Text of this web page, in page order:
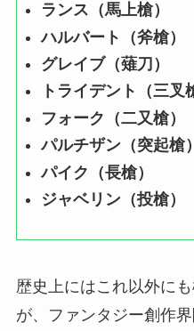
ランス（馬上槍）
ハルバート（斧槍）
グレイブ（薙刀）
トライデント（三叉
フォーク（二又槍）
パルチザン（突起槍）
パイク（長槍）
ジャベリン（投槍）
歴史上にはこれ以外に
が、ファンタジー創作